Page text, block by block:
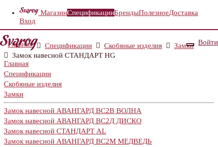
МагазинСпецификацииБрендыПолезноеДоставка
Вход
Войти
Главная Спецификации Скобяные изделия
Замки
Замок навесной СТАНДАРТ HG
Главная
Спецификации
Скобяные изделия
Замки
Замок навесной АВАНГАРД ВС2В ВОЛНА
Замок навесной АВАНГАРД ВС2Д ДИСКО
Замок навесной СТАНДАРТ AL
Замок навесной АВАНГАРД ВС2М МЕДВЕДЬ